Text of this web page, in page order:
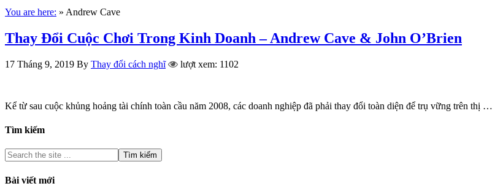
You are here: » Andrew Cave
Thay Đổi Cuộc Chơi Trong Kinh Doanh – Andrew Cave & John O’Brien
17 Tháng 9, 2019 By Thay đổi cách nghĩ lượt xem: 1102
Kể từ sau cuộc khủng hoảng tài chính toàn cầu năm 2008, các doanh nghiệp đã phải thay đổi toàn diện để trụ vững trên thị …
Tìm kiếm
Bài viết mới